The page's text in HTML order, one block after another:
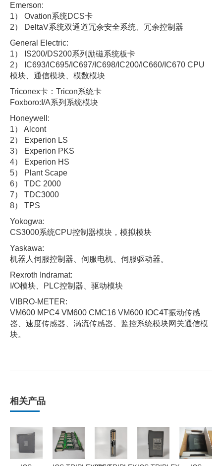
Emerson:
1） Ovation系统DCS卡
2） DeltaV系统双通道冗余安全系统、冗余控制器
General Electric:
1） IS200/DS200系列励磁系统板卡
2） IC693/IC695/IC697/IC698/IC200/IC660/IC670 CPU
模块、通信模块、模数模块
Triconex卡：Tricon系统卡
Foxboro:I/A系列系统模块
Honeywell:
1） Alcont
2） Experion LS
3） Experion PKS
4） Experion HS
5） Plant Scape
6） TDC 2000
7） TDC3000
8） TPS
Yokogwa:
CS3000系统CPU控制器模块，模拟模块
Yaskawa:
机器人伺服控制器、伺服电机、伺服驱动器。
Rexroth Indramat:
I/O模块、PLC控制器、驱动模块
VIBRO-METER:
VM600 MPC4 VM600 CMC16 VM600 IOC4T振动传感
器、速度传感器、涡流传感器、监控系统模块网关通信模
块。
相关产品